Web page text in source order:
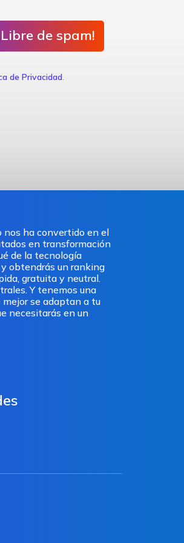
de spam!
de Privacidad.
nos ha convertido en el
en transformación
de la tecnología
obtendrás un ranking
gratuita y neutral.
Y tenemos una
se adaptan a tu
necesitarás en un